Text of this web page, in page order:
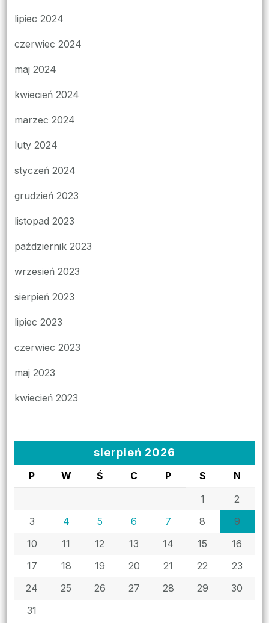
lipiec 2024
czerwiec 2024
maj 2024
kwiecień 2024
marzec 2024
luty 2024
styczeń 2024
grudzień 2023
listopad 2023
październik 2023
wrzesień 2023
sierpień 2023
lipiec 2023
czerwiec 2023
maj 2023
kwiecień 2023
sierpień 2026
P W Ś C P S
N
1
2
3
4 5 6 7 8
9
10
11 12 13 14 15
16
17
18 19 20 21 22
23
24
25 26 27 28 29
30
31